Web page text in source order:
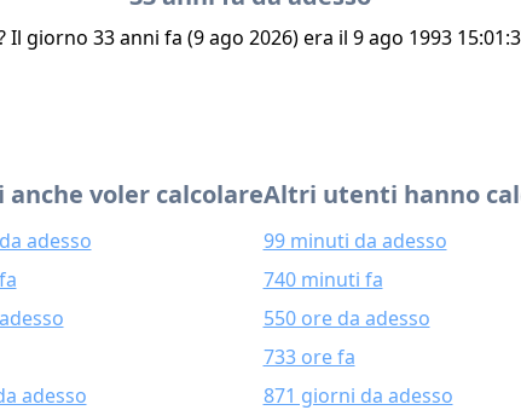
Il giorno 33 anni fa (9 ago 2026) era il 9 ago 1993
anche voler calcolare
adesso
adesso
Altri utenti hanno
99 minuti da adesso
740 minuti fa
550 ore da adesso
733 ore fa
871 giorni da adesso